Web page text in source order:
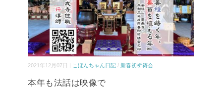
2021年12月07日 | こぼんちゃん日記 / 新春初祈祷会
本年も法話は映像で